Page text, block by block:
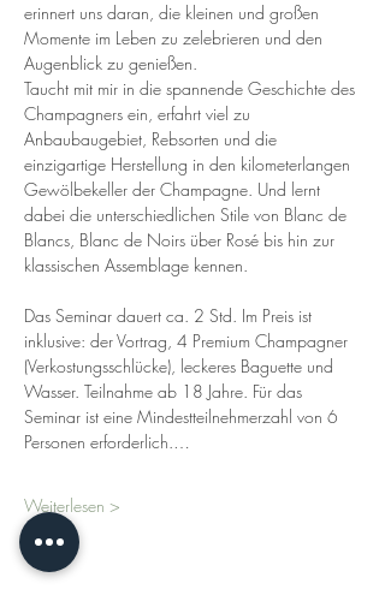
erinnert uns daran, die kleinen und großen
Momente im Leben zu zelebrieren und den
Augenblick zu genießen.
Taucht mit mir in die spannende Geschichte des
Champagners ein, erfahrt viel zu
Anbaubaugebiet, Rebsorten und die
einzigartige Herstellung in den kilometerlangen
Gewölbekeller der Champagne. Und lernt
dabei die unterschiedlichen Stile von Blanc de
Blancs, Blanc de Noirs über Rosé bis hin zur
klassischen Assemblage kennen.
Das Seminar dauert ca. 2 Std. Im Preis ist
inklusive: der Vortrag, 4 Premium Champagner
(Verkostungsschlücke), leckeres Baguette und
Wasser. Teilnahme ab 18 Jahre. Für das
Seminar ist eine Mindestteilnehmerzahl von 6
Personen erforderlich.…
Weiterlesen >